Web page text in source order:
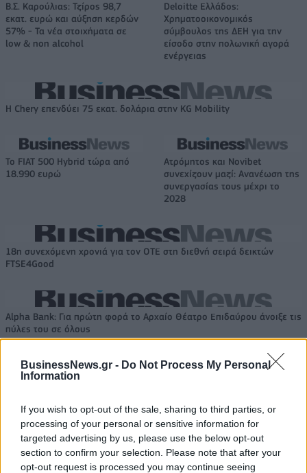
BusinessNews.gr - Do Not Process My Personal
Information
If you wish to opt-out of the sale, sharing to third parties, or
processing of your personal or sensitive information for
targeted advertising by us, please use the below opt-out
section to confirm your selection. Please note that after your
opt-out request is processed you may continue seeing
Β.Σ. Καρούλιας: Τζίρος 98,7
εκατ. ευρώ και αύξηση κερδών
57% - Τα νέα στοιχήματα σε
low & non alcohol
Deloitte Ελλάδος:
Χρηματοοικονομικός
σύμβουλος της ΔΕΗ για την
είσοδο στην πολωνική αγορά
ενέργειας
Η Chery επενδύει 75 εκατ. δολάρια στην KG Mobility
Το FIAT 500 Hybrid τώρα από
18.990 ευρώ
Ατρόμητος και Novibet
συνεχίζουν μαζί: Ανανέωση της
συνεργασίας τους μέχρι το
2028
18η συνεχόμενη χρονιά για τον ΟΤΕ στη διεθνή σειρά δεικτών
FTSE4Good
Alpha Bank: Για πρώτη φορά το Αρχαίο Θέατρο Επιδαύρου άνοιξε τις
πύλες του σε όλους
ΠΕΡΙΣΣΌΤΕΡΑ ΣΕ ΑΥΤΉ ΤΗΝ ΚΑΤΗΓΟΡΊΑ